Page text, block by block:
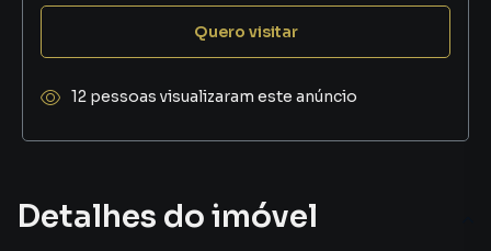
Detalhes do imóvel
Quero visitar
12 pessoas visualizaram este anúncio